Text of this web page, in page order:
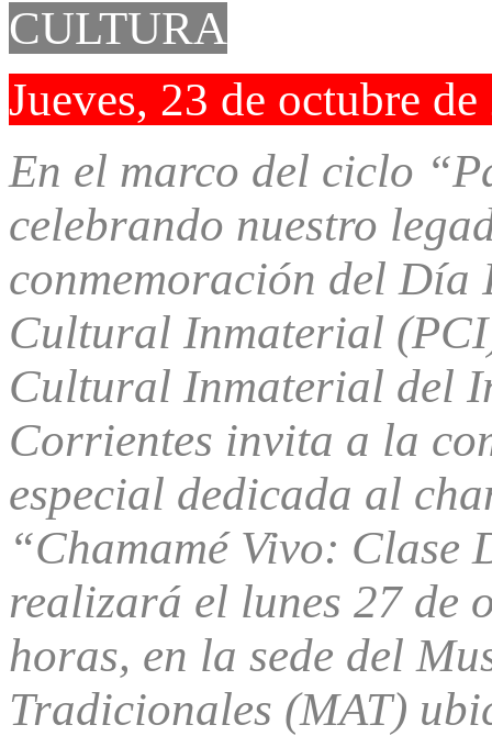
CULTURA
Jueves, 23 de octubre
En el marco del ciclo
celebrando nuestro
conmemoración del
Cultural Inmaterial
Cultural Inmaterial del
Corrientes invita a la
especial dedicada al
“Chamamé Vivo:
realizará el lunes 27 de
horas, en la sede del
Tradicionales (MAT)